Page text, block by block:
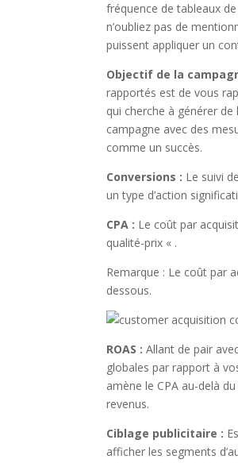
fréquence de tableaux
n’oubliez pas de
puissent appliquer un
Objectif de la
rapportés est de vous
qui cherche à générer
campagne avec des
comme un succès.
Conversions : Le suivi
un type d’action
CPA : Le coût par
qualité-prix « .
Remarque : Le coût par
dessous.
ROAS : Allant de pair
globales par rapport à
amène le CPA au-delà
revenus.
Ciblage publicitaire :
afficher les segments